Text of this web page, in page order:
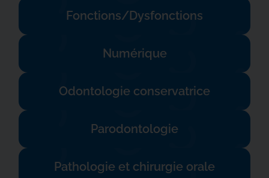
Fonctions/Dysfonctions
Numérique
Odontologie conservatrice
Parodontologie
Pathologie et chirurgie orale